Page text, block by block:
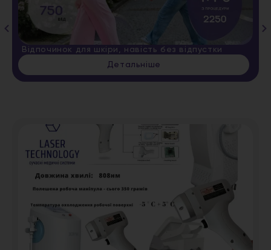
Відпочинок для шкіри, навість без відпустки
Детальніше